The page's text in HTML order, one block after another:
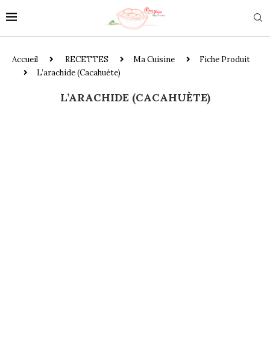
Accueil RECETTES Ma Cuisine
Fiche Produit
L’arachide (Cacahuète)
L’ARACHIDE (CACAHUÈTE)